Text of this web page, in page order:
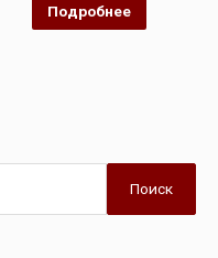
из 5
Подробнее
Поиск